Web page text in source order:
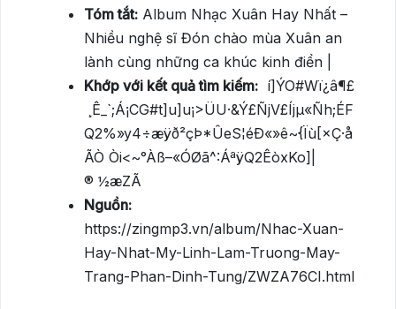
Tóm tắt: Album Nhạc Xuân Hay Nhất –
Nhiều nghệ sĩ Đón chào mùa Xuân an
lành cùng những ca khúc kinh điển |
Khớp với kết quả tìm kiếm:  í]ÝO#Wï¿â¶£
¸Ê_`;Á¡CG#t]u]u¡>ÜU·&Ý£ÑjV£Íjµ«Ñh;ÉF
Q2%»y4÷æÿð²çÞ*ÛeS¦éÐ«»ê~{Ïù[×Ç·å
ÃÒ Òi<~°Àß–«ÓØã^:ÁªÿQ2ÊòxKo]|
® ½æZÃ
Nguồn:
https://zingmp3.vn/album/Nhac-Xuan-
Hay-Nhat-My-Linh-Lam-Truong-May-
Trang-Phan-Dinh-Tung/ZWZA76CI.html